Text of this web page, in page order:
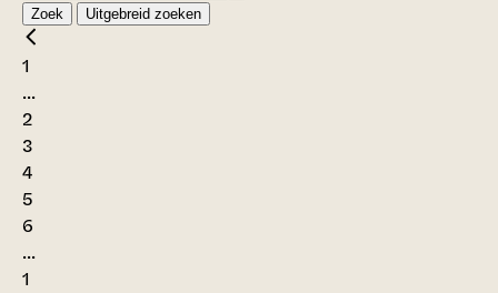
Zoek Uitgebreid zoeken
1
...
2
3
4
5
6
...
1